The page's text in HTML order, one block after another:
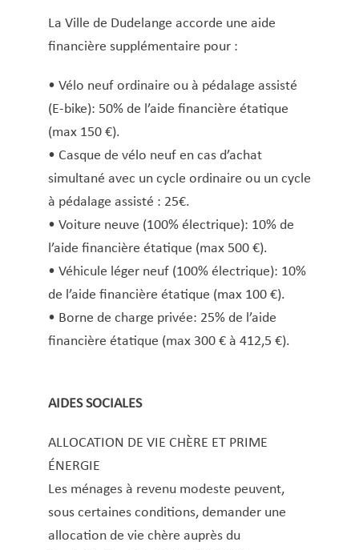
La Ville de Dudelange accorde une aide
financière supplémentaire pour :
• Vélo neuf ordinaire ou à pédalage assisté
(E-bike): 50% de l’aide financière étatique
(max 150 €).
• Casque de vélo neuf en cas d’achat
simultané avec un cycle ordinaire ou un cycle
à pédalage assisté : 25€.
• Voiture neuve (100% électrique): 10% de
l’aide financière étatique (max 500 €).
• Véhicule léger neuf (100% électrique): 10%
de l’aide financière étatique (max 100 €).
• Borne de charge privée: 25% de l’aide
financière étatique (max 300 € à 412,5 €).
AIDES SOCIALES
ALLOCATION DE VIE CHÈRE ET PRIME
ÉNERGIE
Les ménages à revenu modeste peuvent,
sous certaines conditions, demander une
allocation de vie chère auprès du